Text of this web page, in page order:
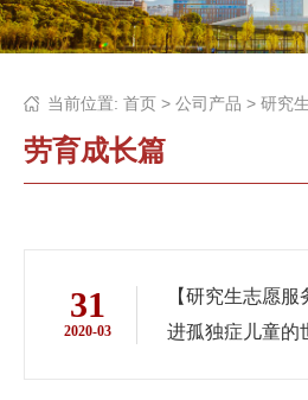
当前位置: 首页 > 公司产品 > 研究
劳育成长篇
31
2020-03
【研究生志愿
进孤独症儿童的